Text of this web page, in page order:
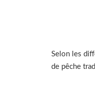
Selon les
de pêche